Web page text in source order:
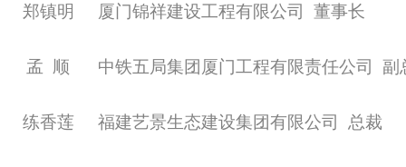
郑镇明 厦门锦祥建设工程有限公司 董事长
孟 顺 中铁五局集团厦门工程有限责任公司 副
练香莲 福建艺景生态建设集团有限公司 总裁